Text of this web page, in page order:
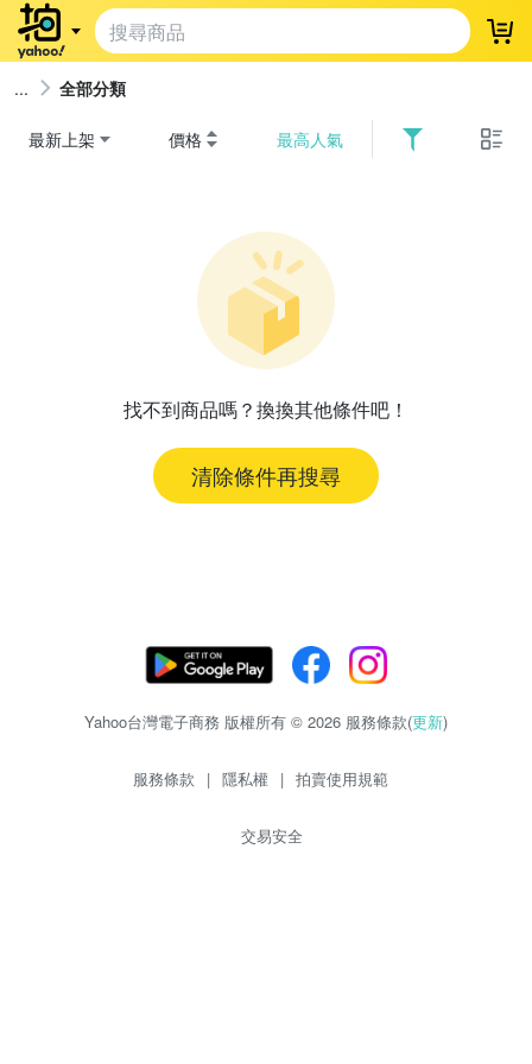
登
全部分類
最新上架 價格 最高人氣
找不到商品嗎？換換其他條件吧！
清除條件再搜尋
Yahoo台灣電子商務 版權所有 © 2026 服務條款(更新)
服務條款 | 隱私權 | 拍賣使用規範
交易安全